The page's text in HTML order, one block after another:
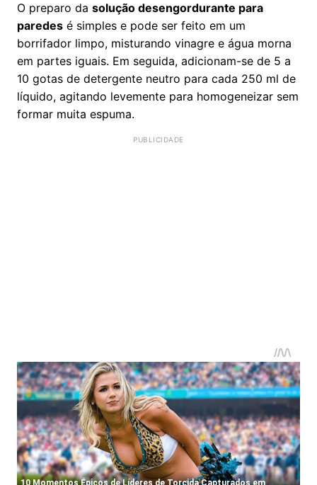
O preparo da solução desengordurante para
paredes é simples e pode ser feito em um
borrifador limpo, misturando vinagre e água morna
em partes iguais. Em seguida, adicionam-se de 5 a
10 gotas de detergente neutro para cada 250 ml de
líquido, agitando levemente para homogeneizar sem
formar muita espuma.